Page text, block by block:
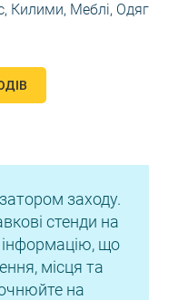
, Килими, Меблі, Одяг
заходу.
стенди на
інформацію, що
місця та
на